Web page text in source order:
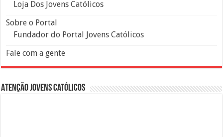
Loja Dos Jovens Católicos
Sobre o Portal
Fundador do Portal Jovens Católicos
Fale com a gente
Atenção Jovens Católicos